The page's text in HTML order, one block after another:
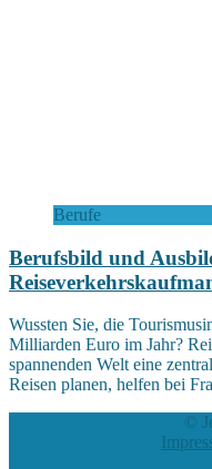
Berufe
Berufsbild und
Wussten Sie, die
Milliarden Euro im Jahr?
spannenden Welt eine
Reisen planen, helfen bei
©